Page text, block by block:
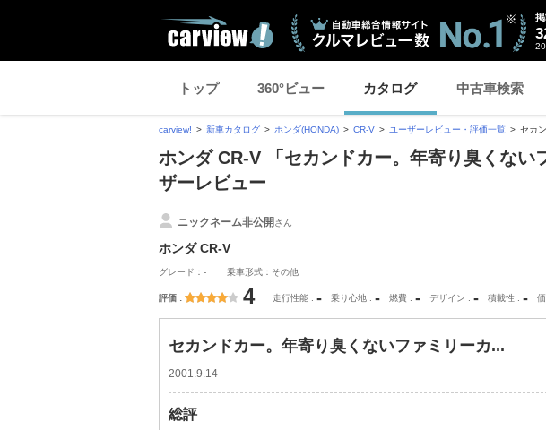
トップ 360°ビュー カタログ 中古車検索
carview! 新車カタログ ホンダ(HONDA) CR-V ユーザーレビュー・評価一覧 セカ
ホンダ CR-V 「セカンドカー。年寄り臭くない
ザーレビュー
ニックネーム非公開さん
ホンダ CR-V
グレード：- 乗車形式：その他
評価 4 走行性能 - 乗り心地 - 燃費 - デザイン - 積載性 -
セカンドカー。年寄り臭くないファミリーカ...
2001.9.14
総評